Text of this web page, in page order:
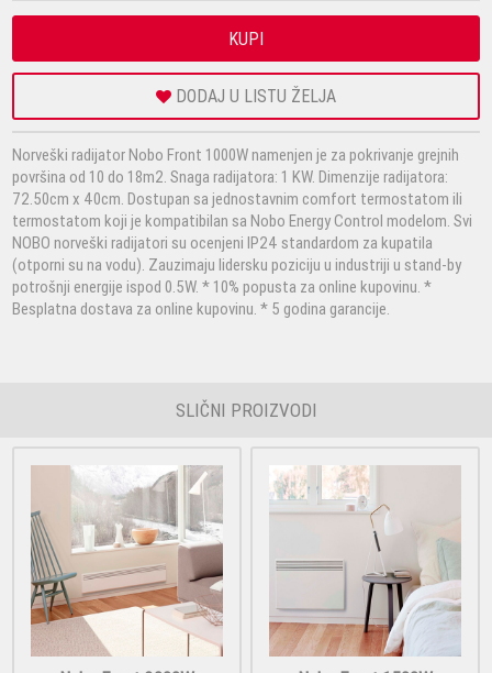
KUPI
DODAJ U LISTU ŽELJA
Norveški radijator Nobo Front 1000W namenjen je za pokrivanje grejnih
površina od 10 do 18m2. Snaga radijatora: 1 KW. Dimenzije radijatora:
72.50cm x 40cm. Dostupan sa jednostavnim comfort termostatom ili
termostatom koji je kompatibilan sa Nobo Energy Control modelom. Svi
NOBO norveški radijatori su ocenjeni IP24 standardom za kupatila
(otporni su na vodu). Zauzimaju lidersku poziciju u industriji u stand-by
potrošnji energije ispod 0.5W. * 10% popusta za online kupovinu. *
Besplatna dostava za online kupovinu. * 5 godina garancije.
SLIČNI PROIZVODI